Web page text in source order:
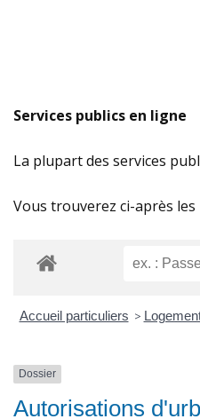
Services publics en ligne
La plupart des services
Vous trouverez ci-après
Accueil particuliers >
Dossier
Autorisations